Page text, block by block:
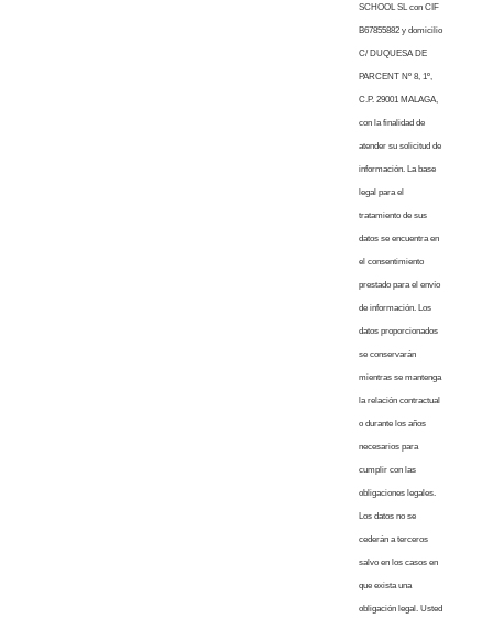
SCHOOL SL con CIF
B67855882 y domicilio
C/ DUQUESA DE
PARCENT Nº 8, 1º,
C.P. 29001 MALAGA,
con la finalidad de
atender su solicitud de
información. La base
legal para el
tratamiento de sus
datos se encuentra en
el consentimiento
prestado para el envío
de información. Los
datos proporcionados
se conservarán
mientras se mantenga
la relación contractual
o durante los años
necesarios para
cumplir con las
obligaciones legales.
Los datos no se
cederán a terceros
salvo en los casos en
que exista una
obligación legal. Usted